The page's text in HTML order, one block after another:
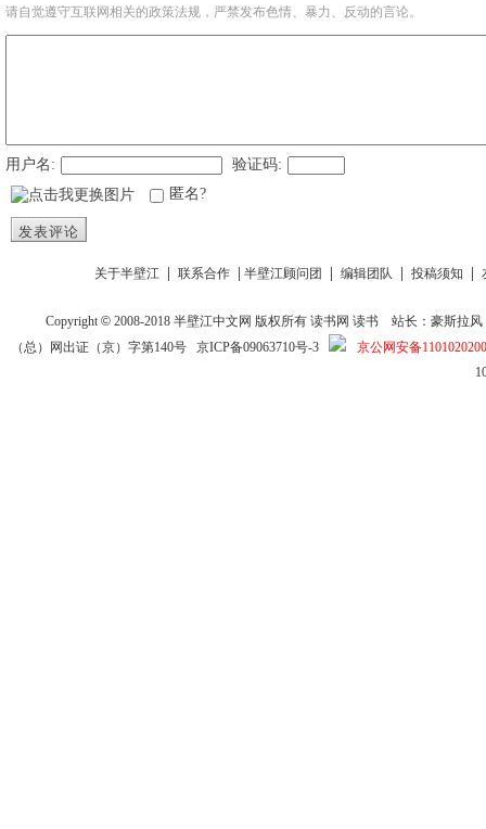
请自觉遵守互联网相关的政策法规，严禁发布色情、暴力、反动的言论。
用户名:
验证码:
匿名?
发表评论
关于半壁江 联系合作 半壁江顾问团 编辑团队 投稿须知
Copyright © 2008-2018半壁江中文网 版权所有读书网 读书
站长：豪斯拉风
（总）网出证（京）字第140号 京ICP备09063710号-3
京公网安备